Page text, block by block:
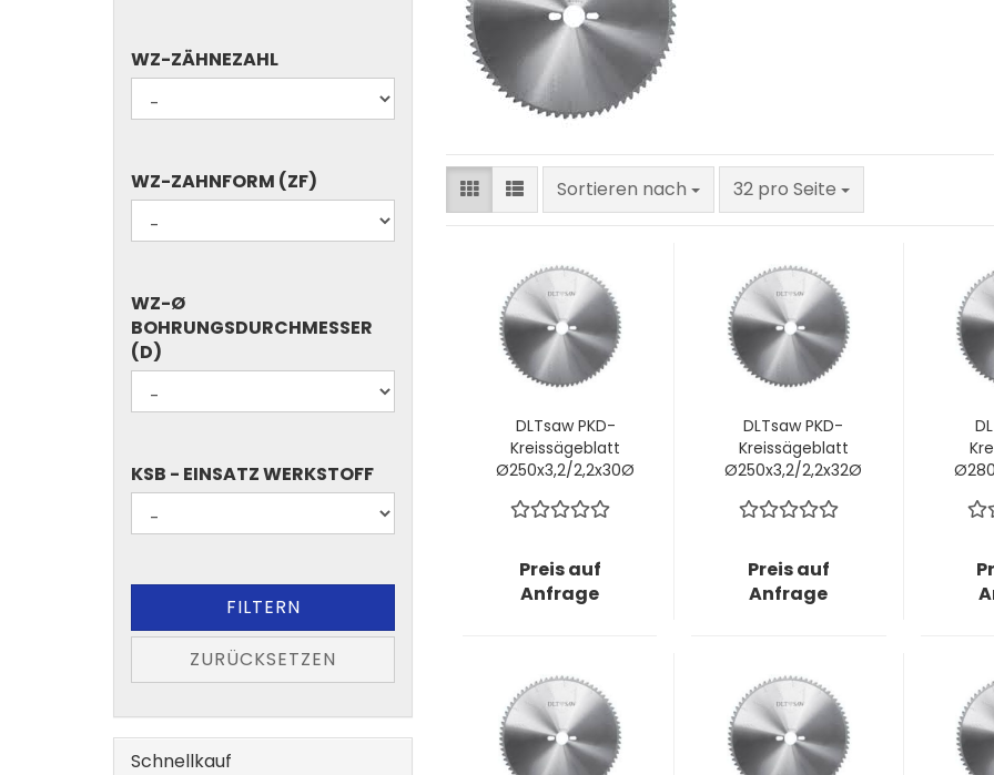
Sortieren nach
Sortieren nach 32 pro Seite
pro Seite
DLTsaw PKD-
Kreissägeblatt
Ø250x3,2/2,2x30Ø
Plastics!
Preis auf
Anfrage
DLTsaw PKD-
Kreissägeblatt
Ø250x3,2/2,2x32Ø
Plastics!
Preis auf
Anfrage
WZ-
ZÄHNEZAHL
WZ-ZÄHNEZAHL
WZ-
ZAHNFORM
(ZF)
WZ-ZAHNFORM (ZF)
WZ-
Ø
BOHRUNGSDURCHMESSER
(D)
WZ-Ø
BOHRUNGSDURCHMESSER
(D)
KSB
-
EINSATZ
KSB - EINSATZ WERKSTOFF
FILTERN
ZURÜCKSETZEN
Schnellkauf